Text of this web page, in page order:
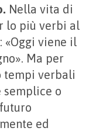
Nella vita di
lo più verbi al
«Oggi viene il
Ma per
tempi verbali
semplice o
ed